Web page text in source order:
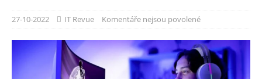
27-10-2022 IT Revue Komentáře nejsou povolené